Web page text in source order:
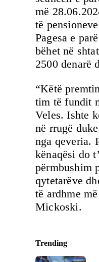
më
të
Pagesa e
bëhet në
2500 denarë
“Këtë
tim të fundit
Veles. Ishte
në rrugë
nga qeveria.
kënaqësi do
përmbushim
qytetarëve
të ardhme
Mickoski.
Trending